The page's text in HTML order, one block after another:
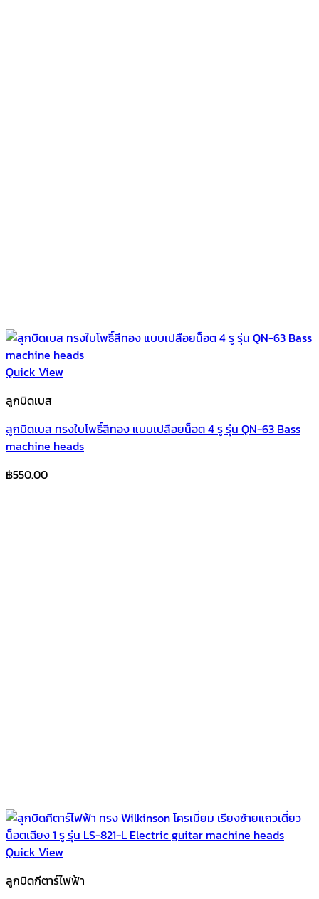
Quick View
ลูกบิดเบส
ลูกบิดเบส ทรงใบโพธิ์สีทอง แบบเปลือยน็อต 4 รู รุ่น QN-63 Bass
machine heads
฿550.00
Quick View
ลูกบิดกีตาร์ไฟฟ้า